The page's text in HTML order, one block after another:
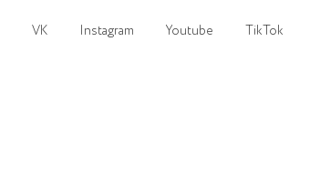
VK Instagram Youtube TikTok